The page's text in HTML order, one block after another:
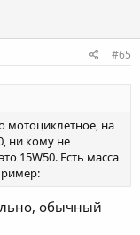
#65
мотоциклетное, на
ни кому не
15W50. Есть масса
обычный